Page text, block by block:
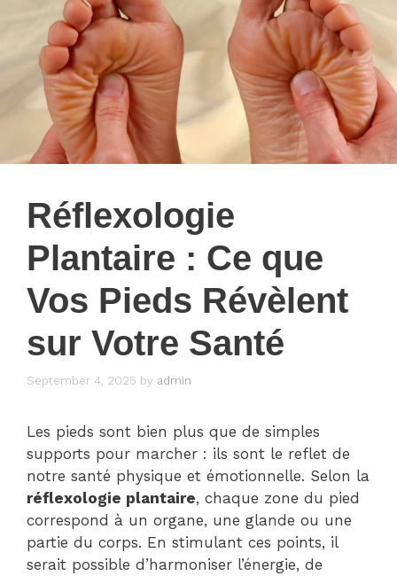
Réflexologie
Plantaire : Ce que
Vos Pieds Révèlent
sur Votre Santé
September 4, 2025 by admin
Les pieds sont bien plus que de simples
supports pour marcher : ils sont le reflet de
notre santé physique et émotionnelle. Selon la
réflexologie plantaire, chaque zone du pied
correspond à un organe, une glande ou une
partie du corps. En stimulant ces points, il
serait possible d’harmoniser l’énergie, de